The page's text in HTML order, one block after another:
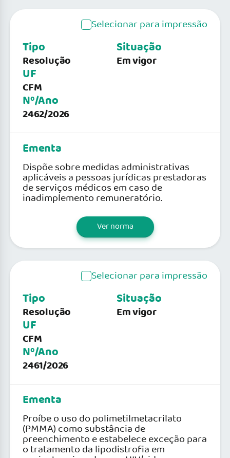
Selecionar para impressão
Tipo
Resolução
UF
CFM
Nº/Ano
2462/2026
Situação
Em vigor
Ementa
Dispõe sobre medidas administrativas
aplicáveis a pessoas jurídicas prestadoras
de serviços médicos em caso de
inadimplemento remuneratório.
Ver norma
Selecionar para impressão
Tipo
Resolução
UF
CFM
Nº/Ano
2461/2026
Situação
Em vigor
Ementa
Proíbe o uso do polimetilmetacrilato
(PMMA) como substância de
preenchimento e estabelece exceção para
o tratamento da lipodistrofia em